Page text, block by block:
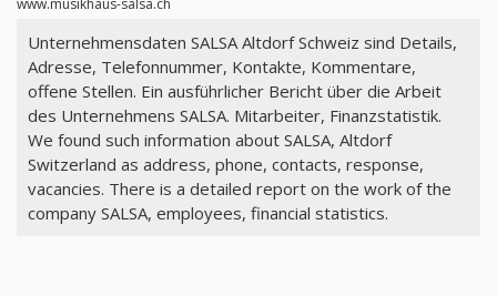
www.musikhaus-salsa.ch
Unternehmensdaten SALSA Altdorf Schweiz sind Details,
Adresse, Telefonnummer, Kontakte, Kommentare,
offene Stellen. Ein ausführlicher Bericht über die Arbeit
des Unternehmens SALSA. Mitarbeiter, Finanzstatistik.
We found such information about SALSA, Altdorf
Switzerland as address, phone, contacts, response,
vacancies. There is a detailed report on the work of the
company SALSA, employees, financial statistics.